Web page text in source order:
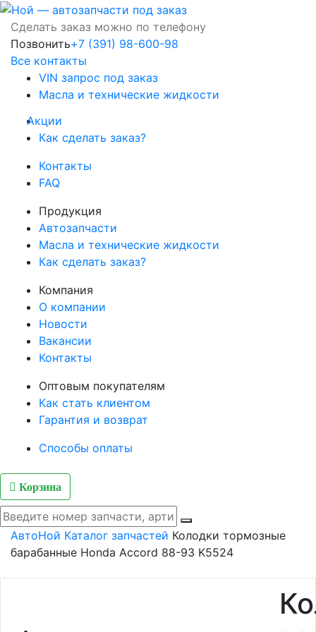
Сделать заказ можно по телефону
Позвонить+7 (391) 98-600-98
Все контакты
VIN запрос под заказ
Масла и технические жидкости
Акции
Как сделать заказ?
Контакты
FAQ
Продукция
Автозапчасти
Масла и технические жидкости
Как сделать заказ?
Компания
О компании
Новости
Вакансии
Контакты
Оптовым покупателям
Как стать клиентом
Гарантия и возврат
Способы оплаты
Корзина
АвтоНой Каталог запчастей Колодки тормозные
барабанные Honda Accord 88-93 K5524